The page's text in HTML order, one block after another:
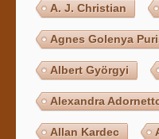
A. J. Christian
Agnes Golenya
Albert Györgyi
Alexandra
Allan Kardec